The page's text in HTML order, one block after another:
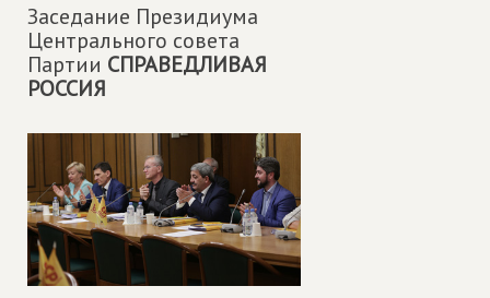
Заседание Президиума
Центрального совета
Партии СПРАВЕДЛИВАЯ
РОССИЯ